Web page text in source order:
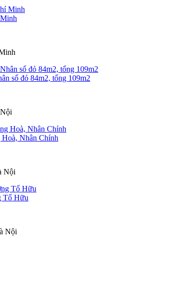
sổ đỏ 84m2, tổng 109m2
Hoà, Nhân Chính
Nội
Tố Hữu
Nội